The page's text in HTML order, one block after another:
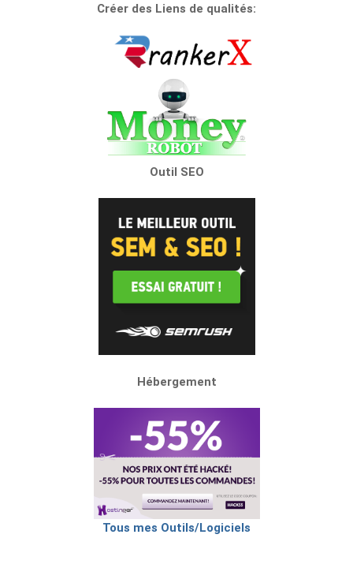
Créer des Liens de qualités:
Outil SEO
Hébergement
Tous mes Outils/Logiciels